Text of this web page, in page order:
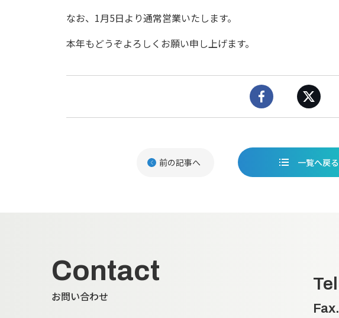
なお、1月5日より通常営業いたします。
本年もどうぞよろしくお願い申し上げます。
一覧へ戻る
前の記事へ
お問い合わせ
Contact
Fax.